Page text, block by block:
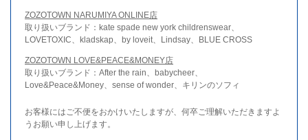
ZOZOTOWN NARUMIYA ONLINE店
取り扱いブランド：kate spade new york childrenswear、
LOVETOXIC、kladskap、by loveit、Lindsay、BLUE CROSS
ZOZOTOWN LOVE&PEACE&MONEY店
取り扱いブランド：After the rain、babycheer、
Love&Peace&Money、sense of wonder、キリンのソフィ
お客様にはご不便をおかけいたしますが、何卒ご理解いただきますよ
うお願い申し上げます。